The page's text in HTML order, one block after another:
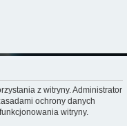
z witryny. Administrator
ochrony danych
witryny.